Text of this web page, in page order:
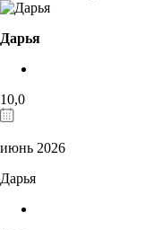
Дарья
10,0
июнь 2026
Дарья